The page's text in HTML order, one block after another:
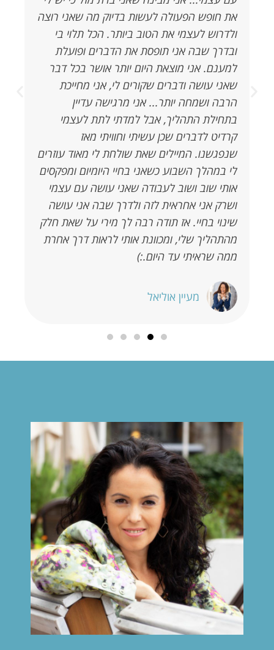
את חופש הפעולה לעשות בדיוק מה שאני רוצה
ולדרוש לעצמי את הטוב ביותר. הכל תלוי בי
ובדרך שבה אני תופסת את הדברים ופועלת
למענם. אני מוצאת היום יותר אושר בכל דבר
שאני עושה ודברים שקורים לי, אני מחייכת
הרבה ושמחה יותר... אני מרגישה עדיין
בתחילת התהליך, אבל למדתי לתת לעצמי
קרדיט לדברים שכן עשיתי וחוויתי מאז
שנפגשנו. המיילים שאת שולחת לי מאוד עוזרים
לי במהלך השבוע כשאני בחיי היומיום ומפקסים
אותי שוב ושוב לעבודה שאני עושה עם עצמי
ושרק אני אחראית לזה ולדרך שבה אני עושה
שינוי בחיי. אז תודה רבה לך מירי על שאת חלק
מהתהליך שלי, ומכוונת אותי לראות דרך אחרת
ממה שראיתי עד היום.:)
מעיין אוליאל​